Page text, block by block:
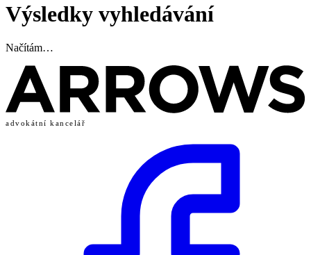
Výsledky vyhledávání
Načítám…
advokátní kancelář